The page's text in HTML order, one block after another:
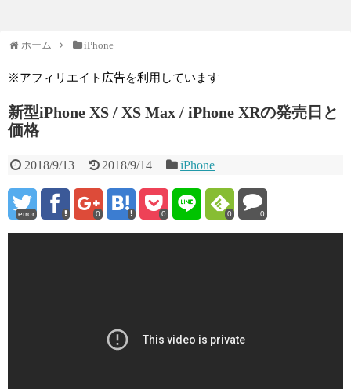
ホーム iPhone
※アフィリエイト広告を利用しています
新型iPhone XS / XS Max / iPhone XRの発売日と
価格
2018/9/13 2018/9/14 iPhone
error 0 0 0 0